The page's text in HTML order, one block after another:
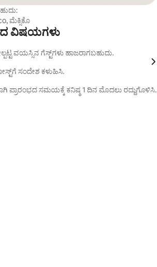
ಮೆಕ್ಸಿಕೊ
ವಿಷಯಗಳು
ವಯಸ್ಸಿನ ಗೆಸ್ಟ್‌ಗಳು ಹಾಜರಾಗಬಹುದು.
ಸಂದೇಶ ಕಳುಹಿಸಿ.
ಪ್ರಾರಂಭದ ಸಮಯಕ್ಕೆ ಕನಿಷ್ಠ 1 ದಿನ ಮೊದಲು ರದ್ದುಗೊಳಿಸಿ.